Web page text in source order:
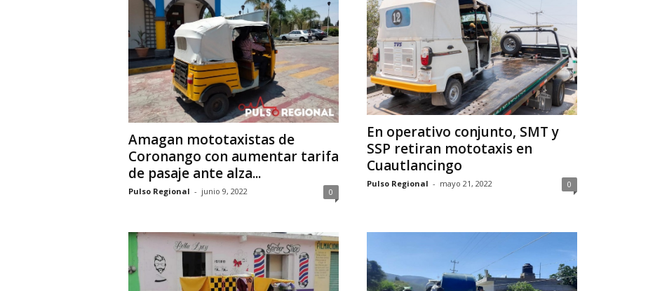
Amagan mototaxistas de
Coronango con aumentar tarifa
de pasaje ante alza...
Pulso Regional - junio 9, 2022 0
En operativo conjunto, SMT y
SSP retiran mototaxis en
Cuautlancingo
Pulso Regional - mayo 21, 2022 0